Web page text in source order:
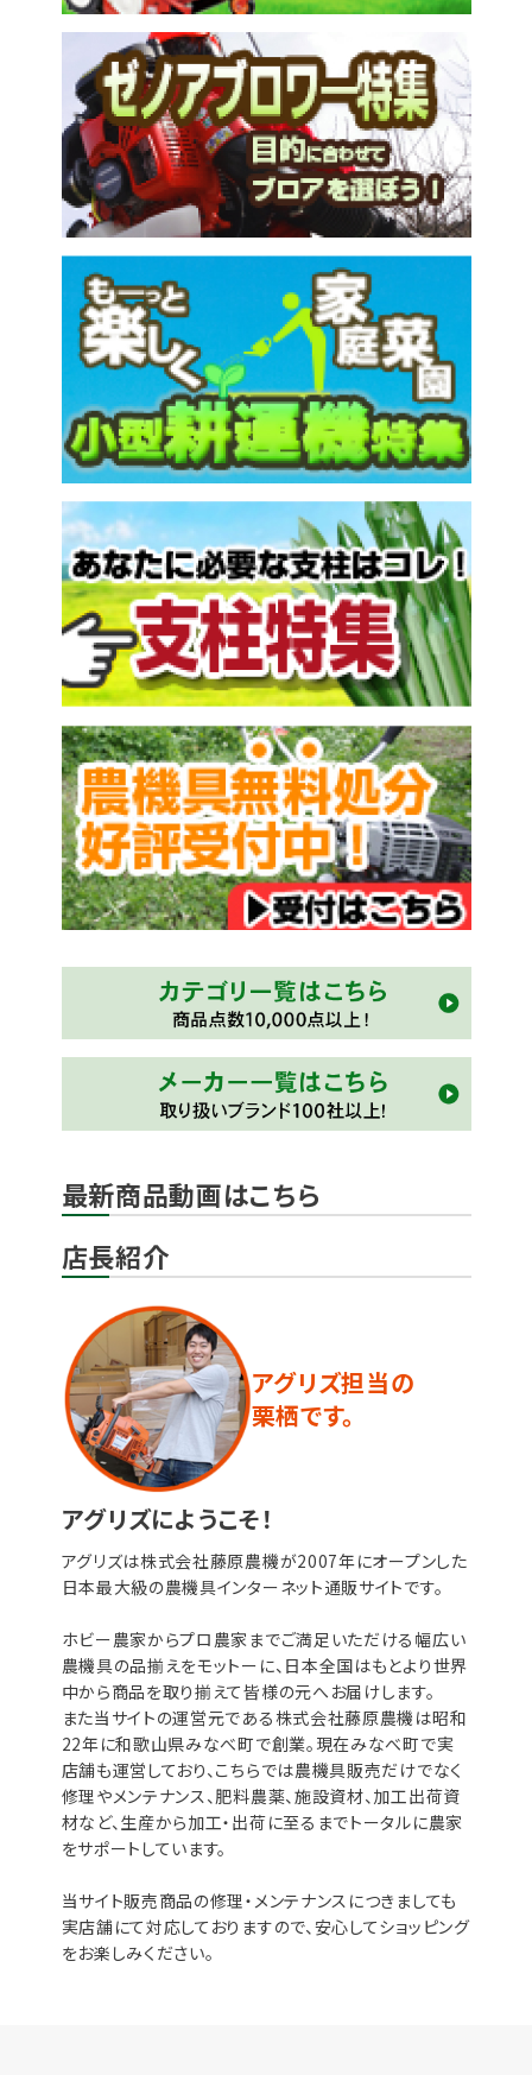
最新商品動画はこちら
店長紹介
アグリズ担当の
栗栖です。
アグリズにようこそ！
アグリズは株式会社藤原農機が2007年にオープンした
日本最大級の農機具インターネット通販サイトです。
ホビー農家からプロ農家までご満足いただける幅広い
農機具の品揃えをモットーに、日本全国はもとより世界
中から商品を取り揃えて皆様の元へお届けします。
また当サイトの運営元である株式会社藤原農機は昭和
22年に和歌山県みなべ町で創業。現在みなべ町で実
店舗も運営しており、こちらでは農機具販売だけでなく
修理やメンテナンス、肥料農薬、施設資材、加工出荷資
材など、生産から加工・出荷に至るまでトータルに農家
をサポートしています。
当サイト販売商品の修理・メンテナンスにつきましても
実店舗にて対応しておりますので、安心してショッピング
をお楽しみください。